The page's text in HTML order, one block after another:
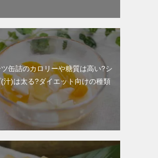
缶詰のカロリーや糖質は高い?シ
(汁)は太る?ダイエット向けの種類